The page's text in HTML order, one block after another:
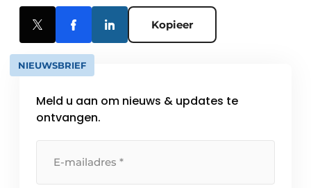
Kopieer
NIEUWSBRIEF
Meld u aan om nieuws & updates te
ontvangen.